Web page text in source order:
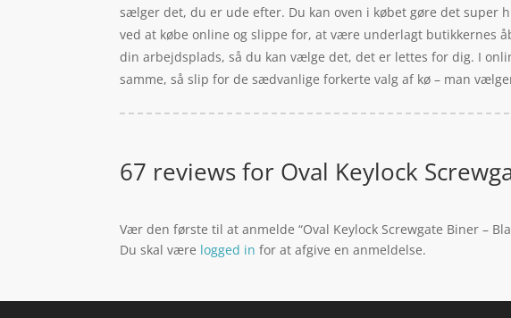
sælger det, du er ude efter. Du kan oven i købet gøre det
ved at købe online og slippe for, at være underlagt butikkernes
din arbejdsplads, så du kan vælge det, det er lettes for dig. I
samme, så slip for de sædvanlige forkerte valg af kø – man
67 reviews for Oval Keylock
Vær den første til at anmelde “Oval Keylock Screwgate Biner –
Du skal være logged in for at afgive en anmeldelse.